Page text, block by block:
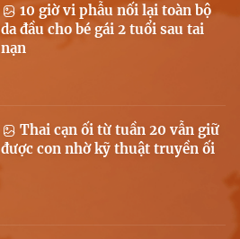
10 giờ vi phẫu nối lại toàn bộ
da đầu cho bé gái 2 tuổi sau tai
nạn
Thai cạn ối từ tuần 20 vẫn giữ
được con nhờ kỹ thuật truyền ối